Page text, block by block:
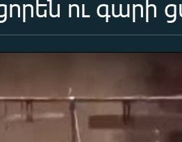
ու գարի